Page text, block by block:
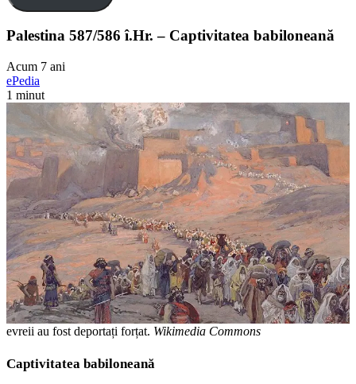
Palestina 587/586 î.Hr. – Captivitatea babiloneană
Acum 7 ani
ePedia
1 minut
evreii au fost deportați forțat. Wikimedia Commons
Captivitatea babiloneană